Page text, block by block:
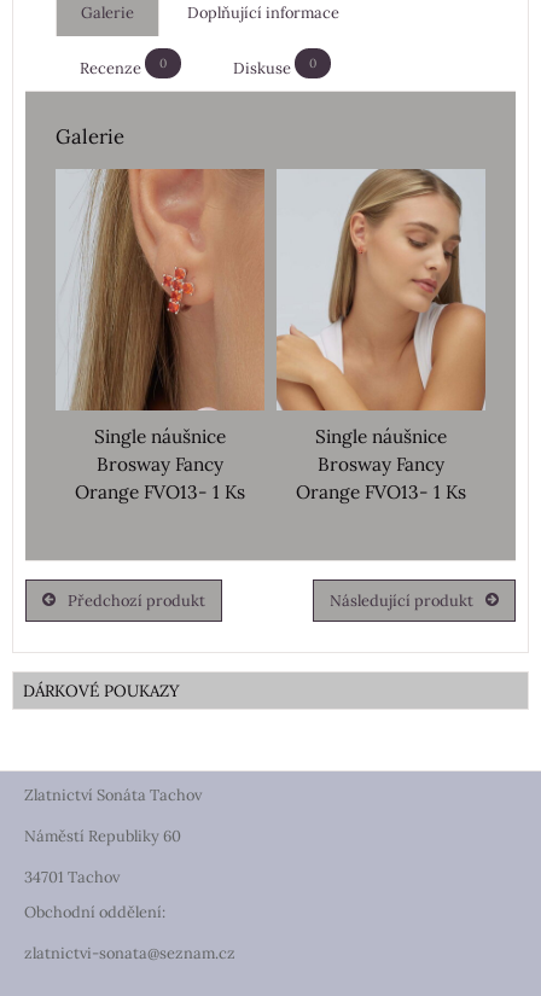
Galerie Doplňující informace
Recenze 0 Diskuse 0
Galerie
Single náušnice
Brosway Fancy
Orange FVO13- 1 Ks
Single náušnice
Brosway Fancy
Orange FVO13- 1 Ks
Předchozí produkt Následující produkt
DÁRKOVÉ POUKAZY
Zlatnictví Sonáta Tachov
Náměstí Republiky 60
34701 Tachov
Obchodní oddělení:
zlatnictvi-sonata@seznam.cz